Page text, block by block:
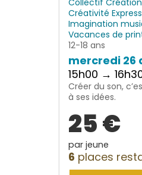
Créativité
Imagination
Vacances de
12-18 ans
mercredi 26
15h00 →
Créer du son,
à ses idées.
25 €
par jeune
6 places